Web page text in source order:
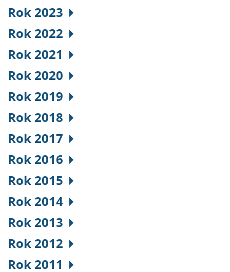
Rok 2023
Rok 2022
Rok 2021
Rok 2020
Rok 2019
Rok 2018
Rok 2017
Rok 2016
Rok 2015
Rok 2014
Rok 2013
Rok 2012
Rok 2011